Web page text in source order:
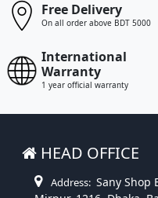
Free Delivery
On all order above BDT 5000
International
Warranty
1 year official warranty
HEAD OFFICE
Address: Sany Shop